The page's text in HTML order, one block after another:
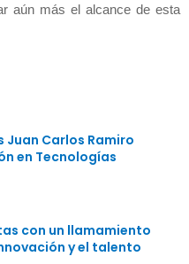
aún más el alcance de esta
Juan Carlos Ramiro
en Tecnologías
con un llamamiento
y el talento